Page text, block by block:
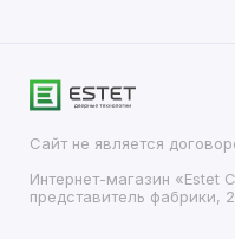
Сайт не является
Интернет-магазин «Estet
представитель фабрики,